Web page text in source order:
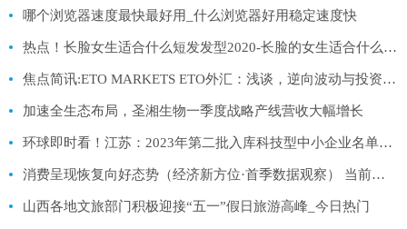
哪个浏览器速度最快最好用_什么浏览器好用稳定速度快
热点！长脸女生适合什么短发发型2020-长脸的女生适合什么短发发型
焦点简讯:ETO MARKETS ETO外汇：浅谈，逆向波动与投资心态！
加速全生态布局，圣湘生物一季度战略产线营收大幅增长
环球即时看！江苏：2023年第二批入库科技型中小企业名单（四）
消费呈现恢复向好态势（经济新方位·首季数据观察） 当前焦点
山西各地文旅部门积极迎接“五一”假日旅游高峰_今日热门